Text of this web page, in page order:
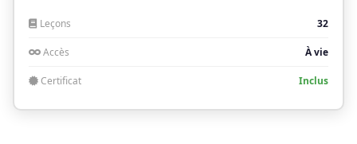
Leçons 32
Accès À vie
Certificat Inclus